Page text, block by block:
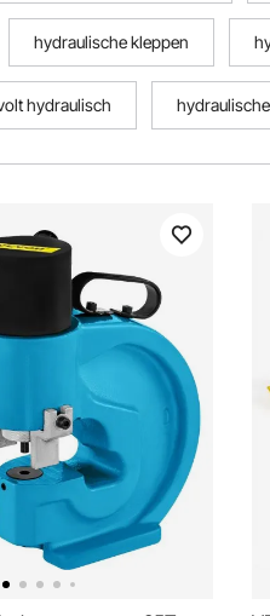
hydraulische kleppen
hydraulisch